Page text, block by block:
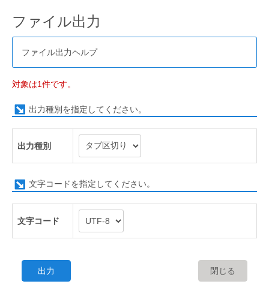
ファイル出力
ファイル出力ヘルプ
対象は1件です。
出力種別を指定してください。
出力種別
文字コードを指定してください。
文字コード